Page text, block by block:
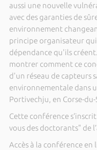
aussi une nouvelle
avec des garanties de
environnement
principe organisateur
dépendance qu'ils
montrer comment ce
d'un réseau de capteurs
environnementale dans
Portivechju, en Corse-du-
Cette conférence
vous des doctorants" de
Accès à la conférence en